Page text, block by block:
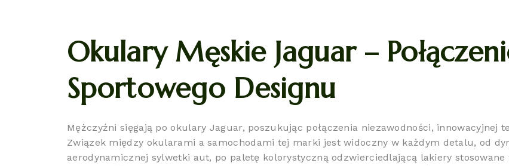
Okulary Męskie Jaguar –
Sportowego Designu
Mężczyźni sięgają po okulary Jaguar, poszukując połączenia niezawodności, innowacyjnej
Związek między okularami a samochodami tej marki jest widoczny w każdym detalu, od
aerodynamicznej sylwetki aut, po paletę kolorystyczną odzwierciedlającą lakiery